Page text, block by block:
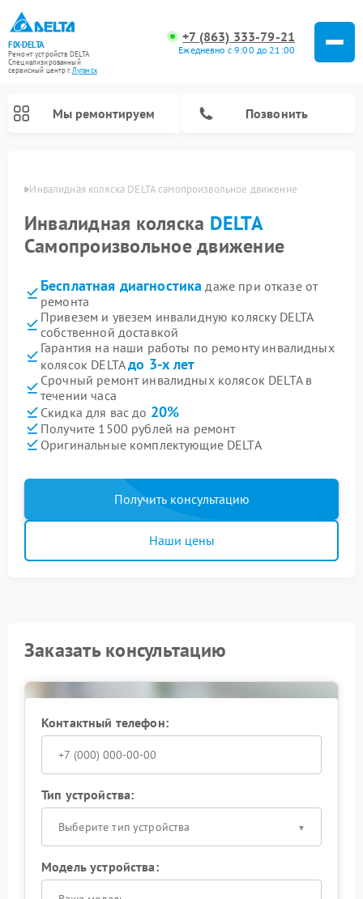
FIX-DELTA
Ремонт устройств DELTA
Специализированный
cервисный центр г.Луганск
+7 (863) 333-79-21
Ежедневно с 9:00 до 21:00
Мы ремонтируем Позвонить
Инвалидная коляска DELTA самопроизвольное движение
Инвалидная коляска DELTA
Самопроизвольное движение
Бесплатная диагностика даже при отказе от
ремонта
Привезем и увезем инвалидную коляску DELTA
собственной доставкой
Гарантия на наши работы по ремонту инвалидных
колясок DELTAдо 3-х лет
Срочный ремонт инвалидных колясок DELTA в
течении часа
Скидка для вас до 20%
Получите 1500 рублей на ремонт
Оригинальные комплектующие DELTA
Получить консультацию
Наши цены
Заказать консультацию
Контактный телефон:
Тип устройства:
Выберите тип устройства
Модель устройства: